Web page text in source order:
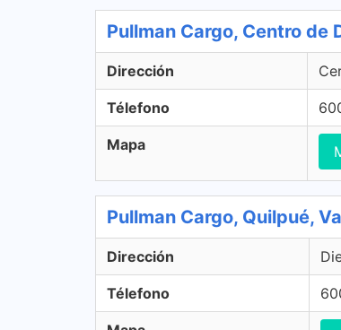
Pullman Cargo, Centro de
Dirección
Télefono
Mapa
Pullman Cargo, Quilpué,
Dirección
Télefono